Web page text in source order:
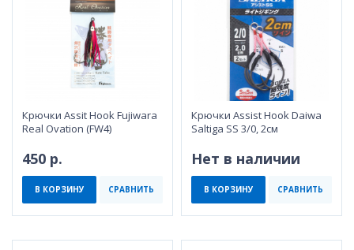
Крючки Assit Hook Fujiwara
Real Ovation (FW4)
450 р.
В КОРЗИНУ СРАВНИТЬ
Крючки Assist Hook Daiwa
Saltiga SS 3/0, 2см
Нет в наличии
В КОРЗИНУ СРАВНИТЬ